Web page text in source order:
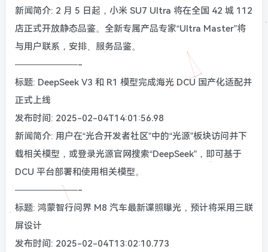
新闻简介: 2 月 5 日起，小米 SU7 Ultra 将在全国 42 城 112
店正式开放静态品鉴。全新专属产品专家“Ultra Master”将
与用户联系，安排、服务品鉴。
———————-
标题: DeepSeek V3 和 R1 模型完成海光 DCU 国产化适配并
正式上线
发布时间: 2025-02-04T14:01:56.98
新闻简介: 用户在“光合开发者社区”中的“光源”板块访问并下
载相关模型，或登录光源官网搜索“DeepSeek”，即可基于
DCU 平台部署和使用相关模型。
———————-
标题: 鸿蒙智行问界 M8 汽车最新谍照曝光，预计将采用三联
屏设计
发布时间: 2025-02-04T13:02:10.773